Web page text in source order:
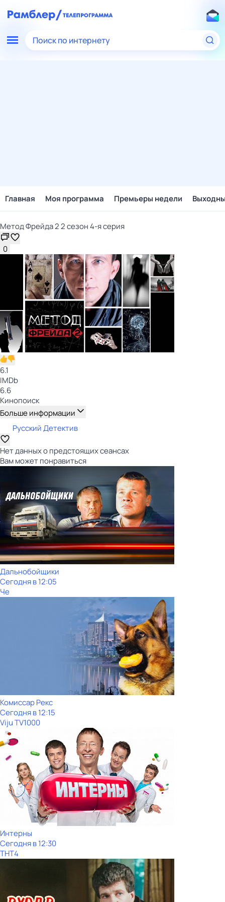
Поиск по интернету
Главная Моя программа Премьеры недели
Метод Фрейда 2 2 сезон 4-я серия
0
6.1
IMDb
6.6
Кинопоиск
Больше информации
Русский Детектив
Нет данных о предстоящих сеансах
Вам может понравиться
Дальнобойщики
Сегодня в 12:05
Че
Комиссар Рекс
Сегодня в 12:15
Viju TV1000
Интерны
Сегодня в 12:30
ТНТ4